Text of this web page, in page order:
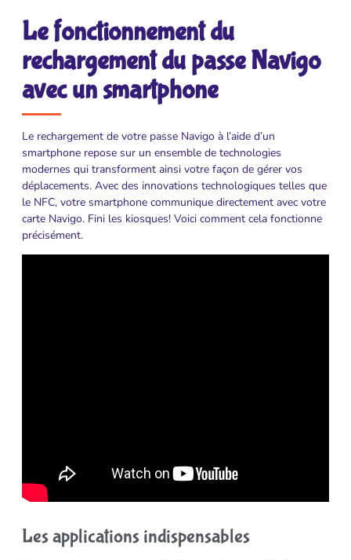
Le fonctionnement du
rechargement du passe Navigo
avec un smartphone
Le rechargement de votre passe Navigo à l’aide d’un
smartphone repose sur un ensemble de technologies
modernes qui transforment ainsi votre façon de gérer vos
déplacements. Avec des innovations technologiques telles que
le NFC, votre smartphone communique directement avec votre
carte Navigo. Fini les kiosques! Voici comment cela fonctionne
précisément.
Les applications indispensables